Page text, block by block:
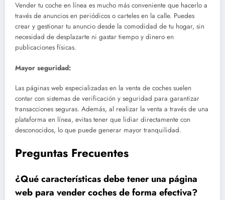
Vender tu coche en línea es mucho más conveniente que hacerlo a
través de anuncios en periódicos o carteles en la calle. Puedes
crear y gestionar tu anuncio desde la comodidad de tu hogar, sin
necesidad de desplazarte ni gastar tiempo y dinero en
publicaciones físicas.
Mayor seguridad:
Las páginas web especializadas en la venta de coches suelen
contar con sistemas de verificación y seguridad para garantizar
transacciones seguras. Además, al realizar la venta a través de una
plataforma en línea, evitas tener que lidiar directamente con
desconocidos, lo que puede generar mayor tranquilidad.
Preguntas Frecuentes
¿Qué características debe tener una página
web para vender coches de forma efectiva?